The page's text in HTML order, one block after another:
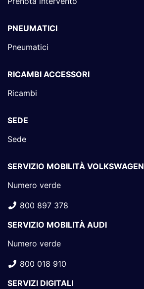
PNEUMATICI
Pneumatici
RICAMBI ACCESSORI
Ricambi
SEDE
Sede
SERVIZIO MOBILITÀ VOLKSWAGEN
Numero verde
800 897 378
SERVIZIO MOBILITÀ AUDI
Numero verde
800 018 910
SERVIZI DIGITALI